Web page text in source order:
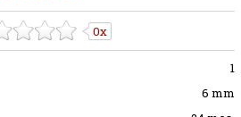
0x
1
6 mm